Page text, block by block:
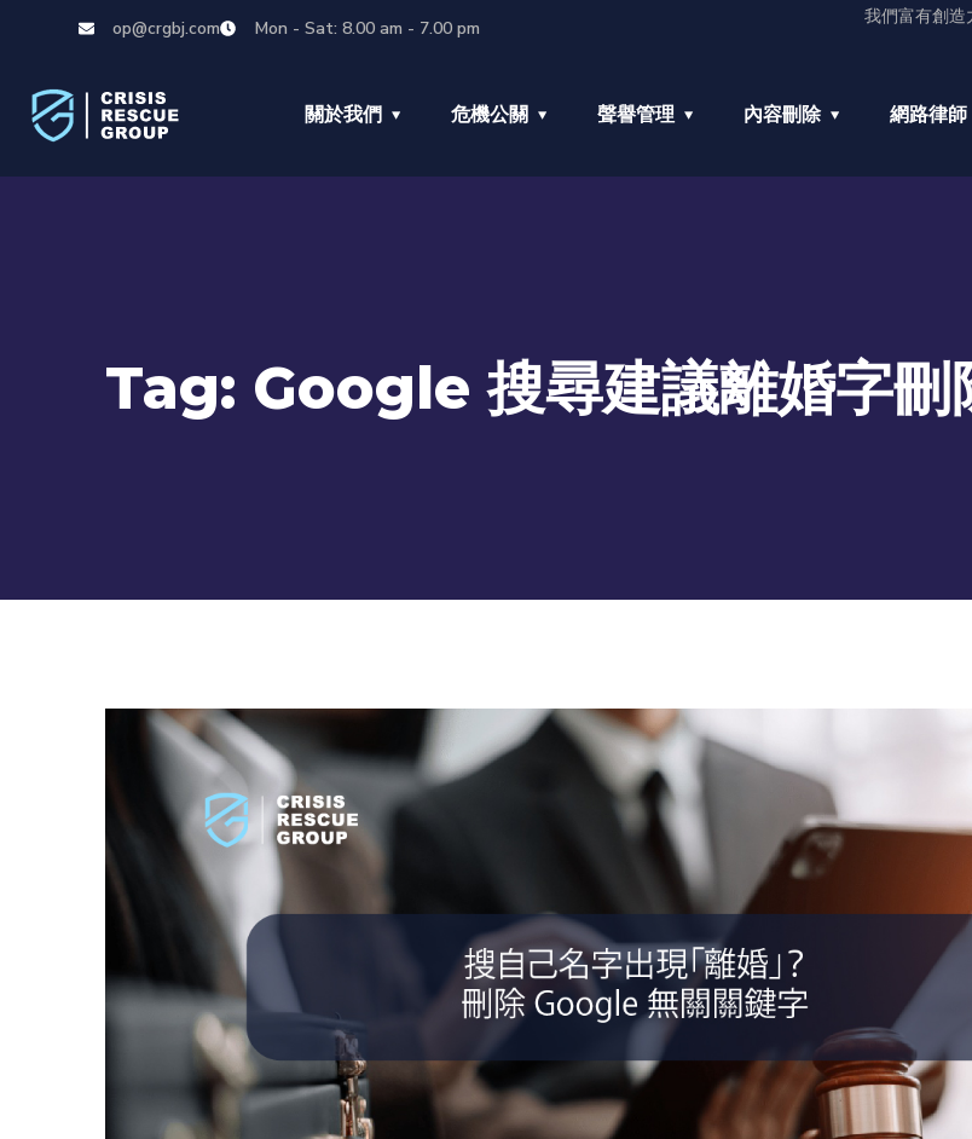
op@crgbj.com Mon - Sat: 8.00 am - 7.00 pm
我們富有創造
關於我們 危機公關 聲譽管理 內容刪除 網路律師
Tag: Google 搜尋建議離婚字刪